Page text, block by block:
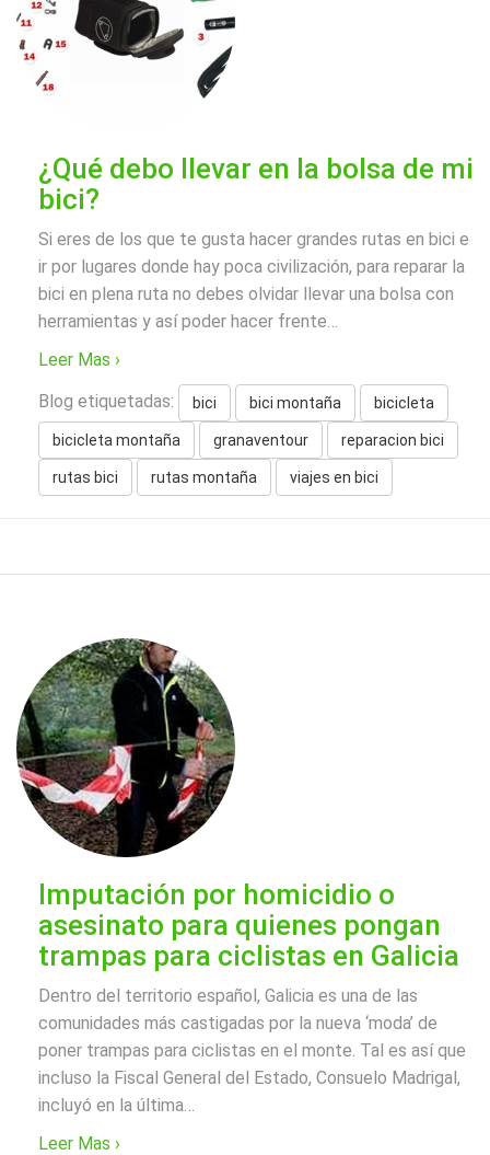
¿Qué debo llevar en la bolsa de mi
bici?
Si eres de los que te gusta hacer grandes rutas en bici e
ir por lugares donde hay poca civilización, para reparar la
bici en plena ruta no debes olvidar llevar una bolsa con
herramientas y así poder hacer frente
Leer Mas ›
Blog etiquetadas: bici bici montaña bicicleta
bicicleta montaña granaventour reparacion bici
rutas bici rutas montaña viajes en bici
Imputación por homicidio o
asesinato para quienes pongan
trampas para ciclistas en Galicia
Dentro del territorio español, Galicia es una de las
comunidades más castigadas por la nueva ‘moda’ de
poner trampas para ciclistas en el monte. Tal es así que
incluso la Fiscal General del Estado, Consuelo Madrigal,
incluyó en la última
Leer Mas ›